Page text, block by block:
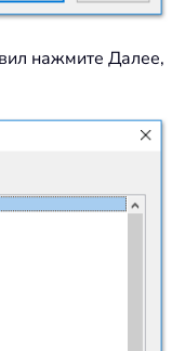
нажмите Далее,